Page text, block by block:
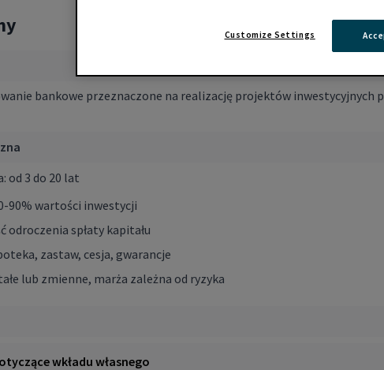
bankowe przeznaczone na realizację projektów
od 3 do 20 lat
90% wartości inwestycji
odroczenia spłaty kapitału
zastaw, cesja, gwarancje
lub zmienne, marża zależna od ryzyka
wkładu własnego
Customize Settings